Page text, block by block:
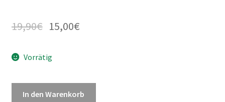
19,90€ 15,00€
Vorrätig
In den Warenkorb